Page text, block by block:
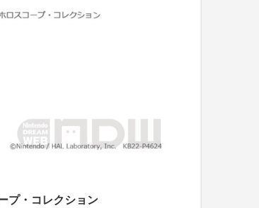
プ・コレクション